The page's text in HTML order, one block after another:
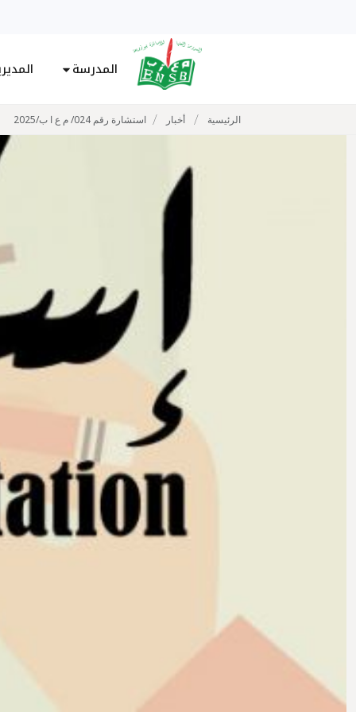
المدرسة
الرئيسية / أخبار / استشارة رقم 024/ م ع ا ب/2025